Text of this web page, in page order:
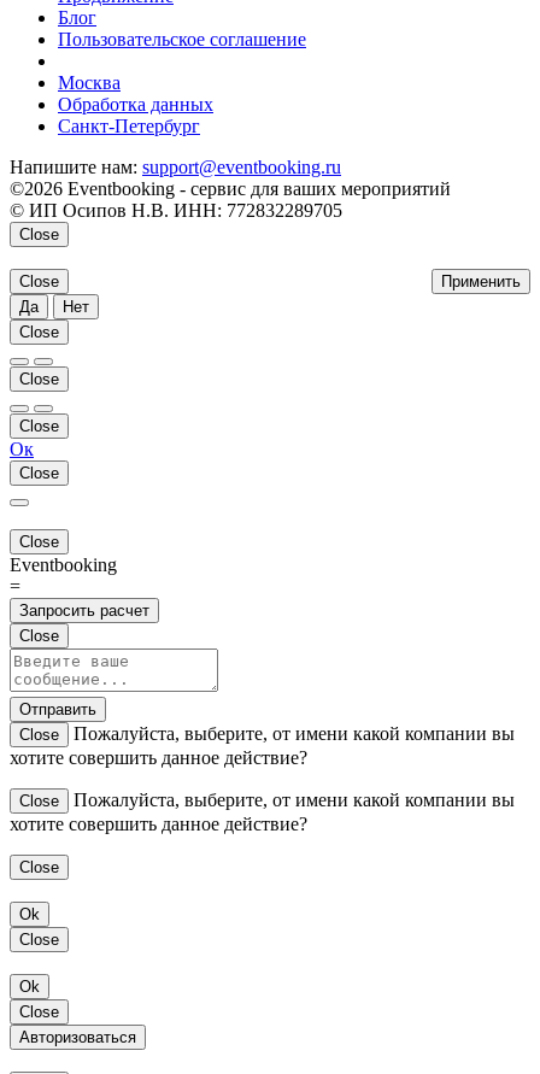
Блог
Пользовательское соглашение
Москва
Обработка данных
Санкт-Петербург
Напишите нам: support@eventbooking.ru
©2026 Eventbooking - сервис для ваших мероприятий
© ИП Осипов Н.В. ИНН: 772832289705
Close
Применить
Close
Да
Нет
Close
Close
Close
Ок
Close
Close
Eventbooking
=
Запросить расчет
Close
Отправить
Close
Пожалуйста, выберите, от имени какой компании вы
хотите совершить данное действие?
Close
Пожалуйста, выберите, от имени какой компании вы
хотите совершить данное действие?
Close
Ok
Close
Ok
Close
Авторизоваться